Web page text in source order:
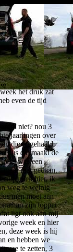
het druk zat
even de tijd
niet? nou 3
jaarlingen over
die opgehaald
dus dat maakt de
was een
maar niet gedaan.
paniek hier, ik
weg te weinig
men moet aan
zijn topper
ligt ook aan mij
week en hier
deze week is hij
en hebben we
te zetten, 3